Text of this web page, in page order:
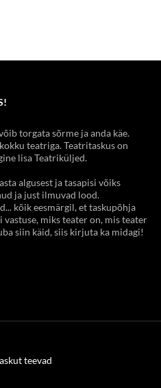
torgata sõrme ja anda käe.
teatriga. Teatritaskus on
lisa Teatriküljed.
algusest ja tasapisi võiks
ja just ilmuvad lood.
kõik eesmärgil, et taskupõhja
miks teater on, mis teater
siin käid, siis kirjuta ka midagi!
teevad